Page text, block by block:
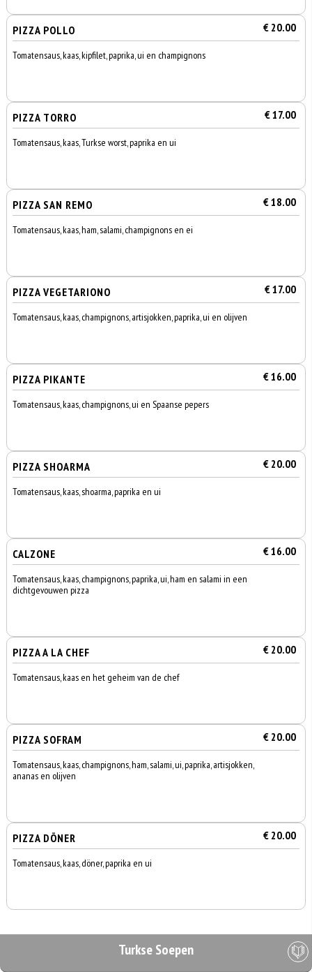
PIZZA POLLO € 20.00
Tomatensaus, kaas, kipfilet, paprika, ui en champignons
PIZZA TORRO € 17.00
Tomatensaus, kaas, Turkse worst, paprika en ui
PIZZA SAN REMO € 18.00
Tomatensaus, kaas, ham, salami, champignons en ei
PIZZA VEGETARIONO € 17.00
Tomatensaus, kaas, champignons, artisjokken, paprika, ui en olijven
PIZZA PIKANTE € 16.00
Tomatensaus, kaas, champignons, ui en Spaanse pepers
PIZZA SHOARMA € 20.00
Tomatensaus, kaas, shoarma, paprika en ui
CALZONE € 16.00
Tomatensaus, kaas, champignons, paprika, ui, ham en salami in een
dichtgevouwen pizza
PIZZA A LA CHEF € 20.00
Tomatensaus, kaas en het geheim van de chef
PIZZA SOFRAM € 20.00
Tomatensaus, kaas, champignons, ham, salami, ui, paprika, artisjokken,
ananas en olijven
PIZZA DÖNER € 20.00
Tomatensaus, kaas, döner, paprika en ui
Turkse Soepen